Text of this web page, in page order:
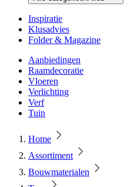
Inspiratie
Klusadvies
Folder & Magazine
Aanbiedingen
Raamdecoratie
Vloeren
Verlichting
Verf
Tuin
Home
Assortiment
Bouwmaterialen